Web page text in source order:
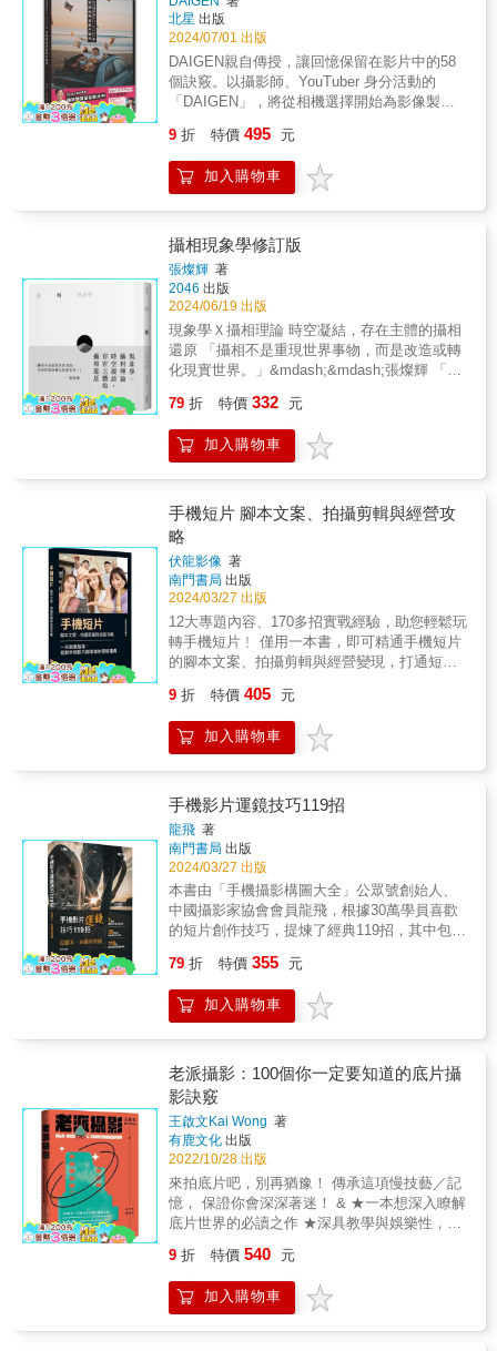
法，超實用！】 ●基礎技法 Q：如何拍出「很
自然、像是巧合的照片」？ A：使用「等待」
技法 最好看起來像是一走進場景，就自然拍到
的樣子，但畫面看起來不能太完美。 Q：如何
拍出「引人想像、具渲染力的照片」？ A：使
引人，更有想像空間，因為人習慣從背影解讀
拍攝？ A：使用「俯拍」技法 就像是狙擊手在
尋找完美的制高點，可以不受人注意地發現有
趣的視角。 Q：如何拍出「黃色小鴨就在你的
兩指之間」的效果？ A：使用「重疊」技法 如
果照片中的兩個人能夠合而為一，讓觀者困
惑，這張照片就成功了。 ●入門技法 Q：如何
不知不覺拍出「決定性瞬間」？ A：使用「跟
蹤」技法 自然而然地跟蹤一個有趣的人，他可
能會走過一個完美的背景，構成一張完美的照
片。 Q：如何拍出「具有藝術感的照片」？
A：使用「隔層」技法 透過玻璃或其他材質拍
照，增添一種自然的藝術層次，讓畫面多了一
層意義。 Q：如何找出「新的拍攝主題」？
A：使用「鏡射」技法 走過一棟玻璃帷幕大樓
或任何反射影像的表面，你可以貼近它的外
糊」技法 模糊不見得是失誤，但主體必須醒
目，才能從模糊的影像及色彩紋路中跳出來。
Q：如何拍出「超現實的視野」？ A：使用「倒
影」技法 倒影讓人迷惑，也可能帶來驚喜，能
將完全不同的視野回饋給攝影者。 Q：如何創
造自己的「攝影簽名」？ A：試試「陰影」技
法 最傑出的攝影師總會拍攝自己的影子，幾乎
就像是簽名。 &
以及基礎到實踐的打燈方法，探尋「發光物的
正確解答」。專業的「蛋」攝影表現﹝2020年
12月號、2021年10月號﹞雜誌
《COMMERCIAL PHOTO》曾在2020年12月
號及2021年10月號舉辦過2次「蛋」的攝影企
意與技巧的發揮下拓展出數不清的表現手法。
13名專業平面攝影師將親自介紹「蛋」多采多
姿的樣貌及其攝影技法。專業的「鋁箔紙」攝
影表現﹝2022年7月號﹞這是與2022年7月號特
劃。5名攝影師將透過各自的風格表現與「蛋」
同樣近在咫尺的拍攝主體「鋁箔紙」。
交臂。日常生活找尋美景的觀念與等待的耐
心，還有如何落實心中的想法，一一分享給讀
者。拍攝技巧──簡單中的奧祕通過一系列精心
挑選的攝影作品，展現深刻的視覺敘事，讓原
本枯燥的攝影技巧不在乏味無趣，而是驚豔讚
嘆。舉凡基本原理、曝光、構圖到色彩管理，
或是利用當代科技捕捉前所未有的細節與深
毫無藏私地分享攝影技術。精彩集錦──留下燦
爛的一刻觀察日常生活、城市、偶然發生的瞬
間，展現了攝影師如何捕捉那些短暫而美妙的
逝，更呈現了在光影交錯中產生的無限情感和
故事。在此篇中，更加著重在每個影像的獨具
匠心，讓人更能品味作者對生活的體會，對生
命與攝影的熱情。作者也不忘揭曉色彩饗宴中
她的方式與巧思，無論是初學者還是攝影老
手，在此書中都能收穫良多。
北星 出版
2024/07/01 出版
DAIGEN親自傳授，讓回憶保留在影片中的58
個訣竅。以攝影師、YouTuber 身分活動的
「DAIGEN」，將從相機選擇開始為影像製作
輯技巧等各式各樣必備技能。
9 折 特價 495 元
加入購物車
攝相現象學修訂版
張燦輝 著
2046 出版
2024/06/19 出版
現象學Ｘ攝相理論 時空凝結，存在主體的攝相
還原 「攝相不是重現世界事物，而是改造或轉
化現實世界。」&mdash;&mdash;張燦輝 「從
現象學看世界的活動。 每張相片所呈現的是經
過現象學還原，或攝相還原後的世界， 即是萬
千世界在攝相機轉化的現象&mdash;&mdash;
「攝相」，是因為張教授一直覺得「攝影」一
詞，未能表達英語「Photography」源於「光」
（photo）和「書寫，描繪或繪畫」（graphe）
的意涵，即是「運用光線來繪畫」之意。所謂
「攝相」，是指相機捕捉光線再呈現一切事物
的特質。「相」一詞源自佛學，代表世界的一
切表象。 張教授是一位現象學家，在大學教授
哲學的基本理論是「現象學」。他說，現象學
教會他如何攝影，並認為攝相（攝影）是將立
體空間和時間轉移到平面上，成為一個記錄，
以「無中生有」）。我們透過眼睛和相機在既
定的框架下觀看事物，所以拍攝的「相」是改
造或轉化的現實世界，也是被重構的現象。 張
多本攝影集。本書結合現象學哲學理論，思考
攝影藝術，再加上張氏本人的作品，乃是獨樹
一幟的華人攝影哲學作品。 為文切磋 魯道夫・
貝耐特（比利時魯汶大學哲學系教授，著名現
象學家） 古亦飛（ 布拉格及維也納大學哲學博
士） 石漢華（捷克布拉格查理大學哲學系教
授） 本書特色 本書為現象學與攝影理論書，文
哲思。 名人推薦 專序推薦 文潔華（浸會大學
榮休教授） 龔卓軍（臺南藝術大學藝術創作理
論研究所副教授） 深思推薦 阮慶岳（小說家、
偉棠（詩人、攝影師） 「面臨著巨大的存在抉
擇，在本與存在、拋擲與流亡之間的攝相凝視
與思維，即將決定流亡之前的現象學家／攝相
師張燦輝，在巨變籠罩下，他的攝相踟躕。」
&mdash;&mdash;龔卓軍（臺南藝術大學藝術
創作理論研究所副教授，專長法國當代哲學、
現象學、美學） 「存在主義者說沒有不安便沒
有獨特的心魂，也沒有詩；更沒有相片；勇敢
和美麗的思想便無從產生。」
&mdash;&mdash;文潔華（香港浸會大學榮休
近，攝相師的存在變得像幽靈一樣稀薄透明。
攝相師和觀眾並沒有捕捉到攝相師在這些自拍
照中的目光，反而留下了一種轉瞬即逝的光
79 折 特價 332 元
加入購物車
手機短片 腳本文案、拍攝剪輯與經營攻
略
伏龍影像 著
南門書局 出版
2024/03/27 出版
12大專題內容、170多招實戰經驗，助您輕鬆玩
轉手機短片﹗ 僅用一本書，即可精通手機短片
的腳本文案、拍攝剪輯與經營變現，打通短片
式，分別介紹了短片拍攝設備和運鏡技巧、腳
本策劃、標題文案、封面製作、前期拍攝、構
圖打光、後製剪輯、特效製作、帳號經營、內
晰，內容實用，並在書中穿插了製作技巧，幫
助讀者在實際操作中加深理解和掌握短片的腳
本文案、拍攝剪輯與經營變現等知識，做到學
以致用、舉一反三。 本書不僅適合零基礎入門
手機短片的讀者，同時也可以作為相關院校的
短片、新媒體等專業的培訓教材。 本書特色 本
書不僅適合零基礎入門運鏡拍攝的讀者，以及
熱愛拍攝短片的部落客、個人自媒體使用者、
專業拍攝風景和人像等內容的攝影愛好者、各
片、影視拍攝專業的教材。 &
9 折 特價 405 元
加入購物車
手機影片運鏡技巧119招
龍飛 著
南門書局 出版
2024/03/27 出版
本書由「手機攝影構圖大全」公眾號創始人、
中國攝影家協會會員龍飛，根據30萬學員喜歡
的短片創作技巧，提煉了經典119招，其中包括
巧、10種剪映後製剪輯方法、幫助您快速成為
腳本設計＋影片拍攝＋後製剪輯高手﹗ 本書最
核心的100組運鏡實拍法，具體包含﹕9種推鏡
運鏡、9種升降運鏡、9種特殊運鏡、8種組合運
鏡，作者親身實拍總結經驗後，在書中將具體
案例做成畫面演示的方法，一一進行解密。 本
書不僅適合零基礎入門運鏡拍攝的讀者，以及
熱愛拍攝短片的部落客、個人自媒體使用者、
專業拍攝風景和人像等內容的攝影愛好者、各
行各業的短片經營者，同時也可以作為學校短
片、影視拍攝專業的教材。 本書特色 本書不僅
適合零基礎入門運鏡拍攝的讀者，以及熱愛拍
攝短片的部落客、個人自媒體使用者、專業拍
的短片經營者，同時也可以作為學校短片、影
視拍攝專業的教材。 &
79 折 特價 355 元
加入購物車
老派攝影：100個你一定要知道的底片攝
影訣竅
王啟文Kai Wong 著
有鹿文化 出版
2022/10/28 出版
來拍底片吧，別再猶豫！ 傳承這項慢技藝／記
憶， 保證你會深深著迷！ & ★一本想深入瞭解
底片世界的必讀之作 ★深具教學與娛樂性，輕
片相機以及底片選擇，看就對了！ & 在數位時
代當道，所有人都在競逐更精細的畫質、更高
的畫素時，發明至今已超過百年的底片，看似
9 折 特價 540 元
加入購物車